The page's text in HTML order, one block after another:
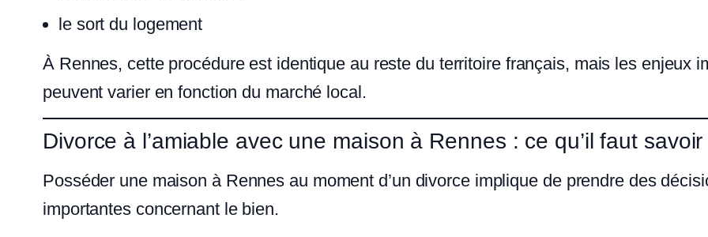
le sort du logement
À Rennes, cette procédure est identique au reste du territoire français, mais les enjeux
peuvent varier en fonction du marché local.
Divorce à l’amiable avec une maison à Rennes : ce qu’il faut savoir
Posséder une maison à Rennes au moment d’un divorce implique de prendre des
importantes concernant le bien.